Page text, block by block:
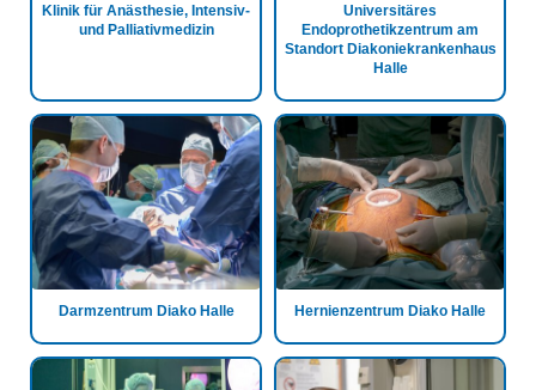
Klinik für Anästhesie, Intensiv-
und Palliativmedizin
Universitäres
Endoprothetikzentrum am
Standort Diakoniekrankenhaus
Halle
Darmzentrum Diako Halle Hernienzentrum Diako Halle